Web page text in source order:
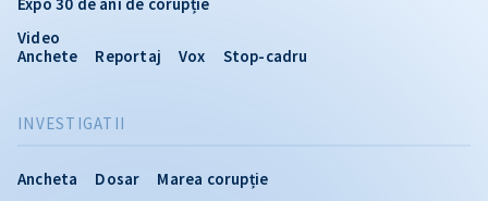
INVESTIGATII
Ancheta Dosar
Marea corupție
Video
Anchete
Reportaj Vox Stop-cadru